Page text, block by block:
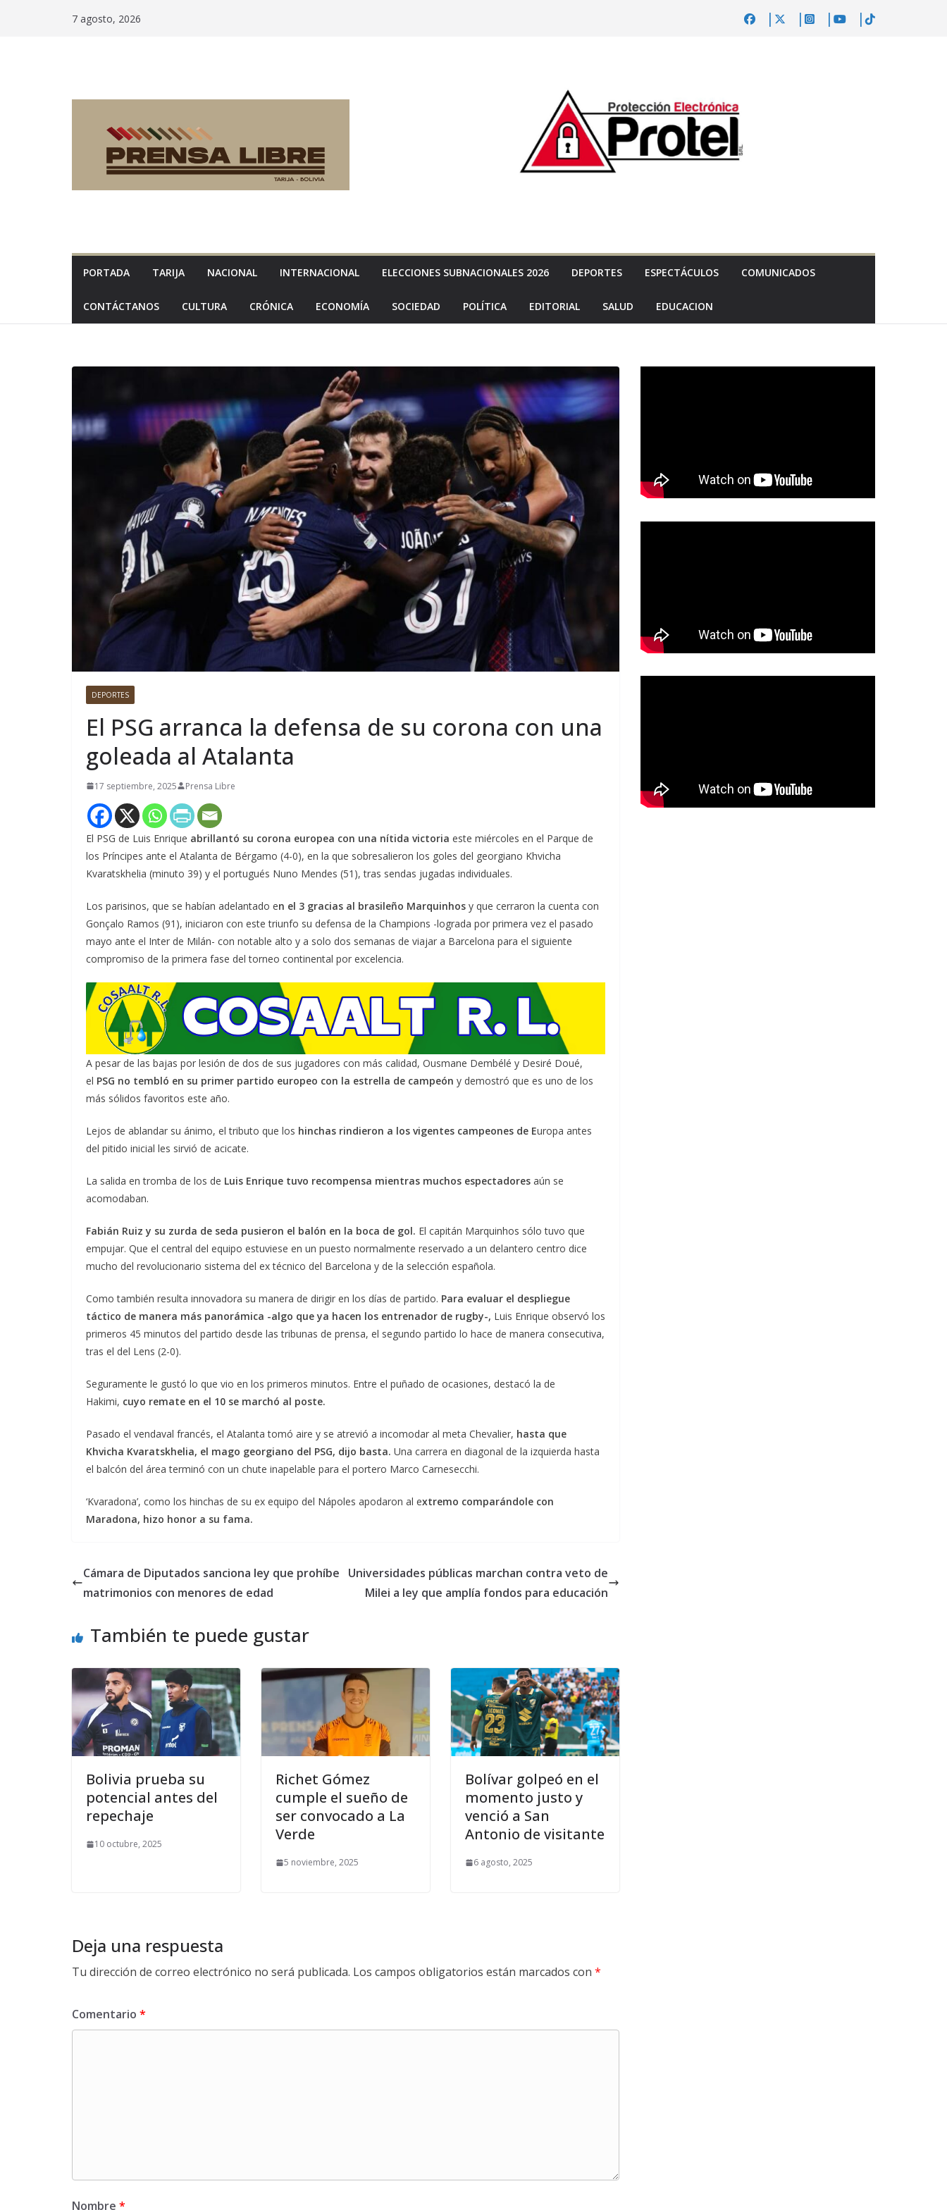
7 agosto, 2026
PORTADA TARIJA NACIONAL INTERNACIONAL ELECCIONES SUBNACIONALES 2026 DEPORTES ESPECTÁCULOS COMUNICADOS
CONTÁCTANOS CULTURA CRÓNICA ECONOMÍA SOCIEDAD POLÍTICA EDITORIAL SALUD EDUCACION
DEPORTES
El PSG arranca la defensa de su corona con una
goleada al Atalanta
17 septiembre, 2025 Prensa Libre
El PSG de Luis Enrique abrillantó su corona europea con una nítida victoria este miércoles en el Parque de
los Príncipes ante el Atalanta de Bérgamo (4-0), en la que sobresalieron los goles del georgiano Khvicha
Kvaratskhelia (minuto 39) y el portugués Nuno Mendes (51), tras sendas jugadas individuales.
Los parisinos, que se habían adelantado en el 3 gracias al brasileño Marquinhos y que cerraron la cuenta con
Gonçalo Ramos (91), iniciaron con este triunfo su defensa de la Champions -lograda por primera vez el pasado
mayo ante el Inter de Milán- con notable alto y a solo dos semanas de viajar a Barcelona para el siguiente
compromiso de la primera fase del torneo continental por excelencia.
A pesar de las bajas por lesión de dos de sus jugadores con más calidad, Ousmane Dembélé y Desiré Doué,
el PSG no tembló en su primer partido europeo con la estrella de campeón y demostró que es uno de los
más sólidos favoritos este año.
Lejos de ablandar su ánimo, el tributo que los hinchas rindieron a los vigentes campeones de Europa antes
del pitido inicial les sirvió de acicate.
La salida en tromba de los de Luis Enrique tuvo recompensa mientras muchos espectadores aún se
acomodaban.
Fabián Ruiz y su zurda de seda pusieron el balón en la boca de gol. El capitán Marquinhos sólo tuvo que
empujar. Que el central del equipo estuviese en un puesto normalmente reservado a un delantero centro dice
mucho del revolucionario sistema del ex técnico del Barcelona y de la selección española.
Como también resulta innovadora su manera de dirigir en los días de partido. Para evaluar el despliegue
táctico de manera más panorámica -algo que ya hacen los entrenador de rugby-, Luis Enrique observó los
primeros 45 minutos del partido desde las tribunas de prensa, el segundo partido lo hace de manera consecutiva,
tras el del Lens (2-0).
Seguramente le gustó lo que vio en los primeros minutos. Entre el puñado de ocasiones, destacó la de
Hakimi, cuyo remate en el 10 se marchó al poste.
Pasado el vendaval francés, el Atalanta tomó aire y se atrevió a incomodar al meta Chevalier, hasta que
Khvicha Kvaratskhelia, el mago georgiano del PSG, dijo basta. Una carrera en diagonal de la izquierda hasta
el balcón del área terminó con un chute inapelable para el portero Marco Carnesecchi.
‘Kvaradona’, como los hinchas de su ex equipo del Nápoles apodaron al extremo comparándole con
Maradona, hizo honor a su fama.
Cámara de Diputados sanciona ley que prohíbe
matrimonios con menores de edad
Universidades públicas marchan contra veto de
Milei a ley que amplía fondos para educación
También te puede gustar
Bolivia prueba su
potencial antes del
repechaje
10 octubre, 2025
Richet Gómez
cumple el sueño de
ser convocado a La
Verde
5 noviembre, 2025
Bolívar golpeó en el
momento justo y
venció a San
Antonio de visitante
6 agosto, 2025
Deja una respuesta
Tu dirección de correo electrónico no será publicada. Los campos obligatorios están marcados con *
Comentario *
Nombre *